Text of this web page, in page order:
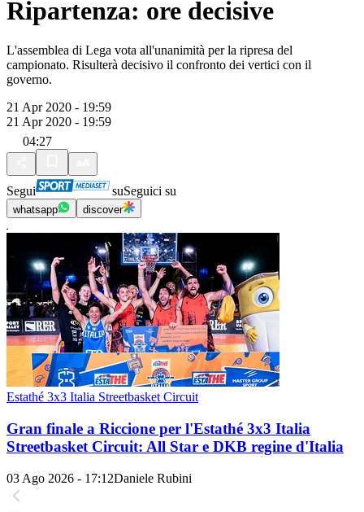
Ripartenza: ore decisive
L'assemblea di Lega vota all'unanimità per la ripresa del
campionato. Risulterà decisivo il confronto dei vertici con il
governo.
21 Apr 2020 - 19:59
21 Apr 2020 - 19:59
04:27
Segui suSeguici su
whatsapp discover
Estathé 3x3 Italia Streetbasket Circuit
Gran finale a Riccione per l'Estathé 3x3 Italia
Streetbasket Circuit: All Star e DKB regine d'Italia
03 Ago 2026 - 17:12Daniele Rubini